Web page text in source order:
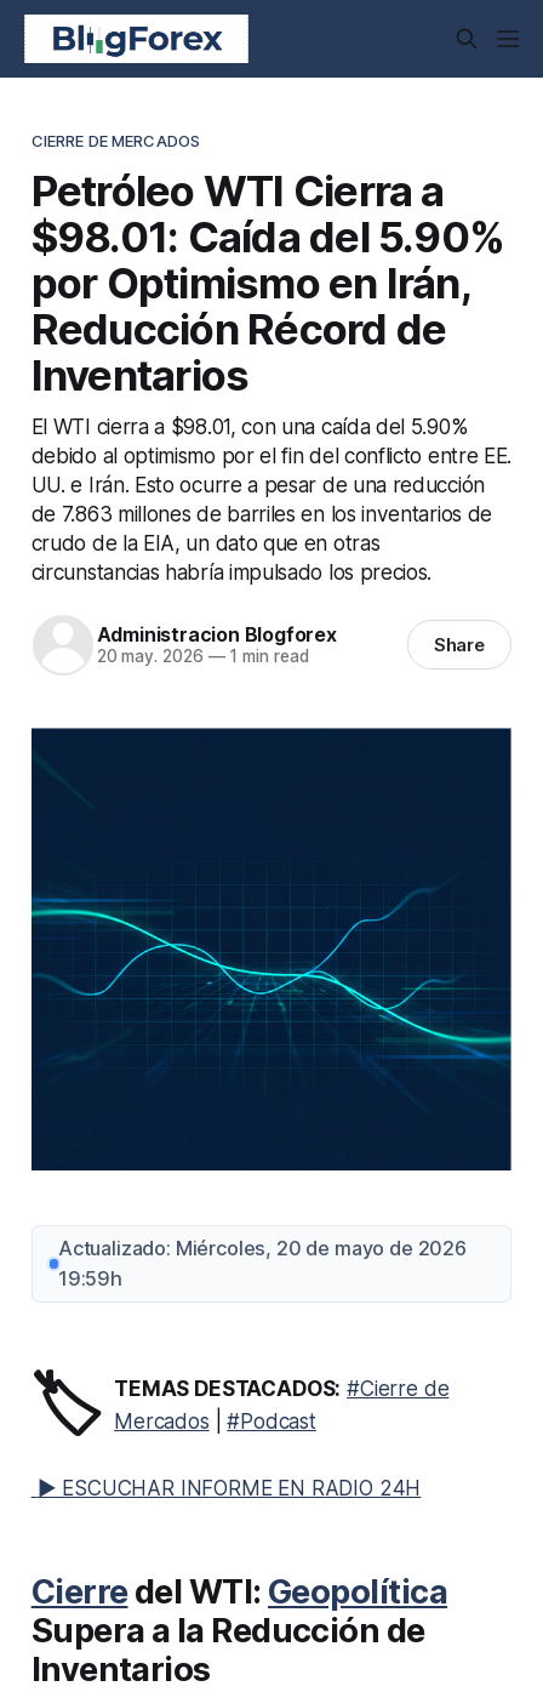
CIERRE DE MERCADOS
Petróleo WTI Cierra a
$98.01: Caída del 5.90%
por Optimismo en Irán,
Reducción Récord de
Inventarios
El WTI cierra a $98.01, con una caída del 5.90%
debido al optimismo por el fin del conflicto entre EE.
UU. e Irán. Esto ocurre a pesar de una reducción
de 7.863 millones de barriles en los inventarios de
crudo de la EIA, un dato que en otras
circunstancias habría impulsado los precios.
Administracion Blogforex
20 may. 2026 —1 min read Share
Actualizado: Miércoles, 20 de mayo de 2026
19:59h
🏷️ TEMAS DESTACADOS: #Cierre de
Mercados |#Podcast
▶ ESCUCHAR INFORME EN RADIO 24H
Cierredel WTI: Geopolítica
Supera a la Reducción de
Inventarios